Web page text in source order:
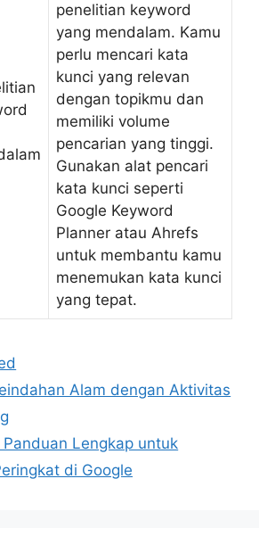
penelitian keyword
yang mendalam. Kamu
perlu mencari kata
kunci yang relevan
dengan topikmu dan
memiliki volume
pencarian yang tinggi.
Gunakan alat pencari
kata kunci seperti
Google Keyword
Planner atau Ahrefs
untuk membantu kamu
menemukan kata kunci
yang tepat.
Alam dengan Aktivitas
Panduan Lengkap untuk
di Google